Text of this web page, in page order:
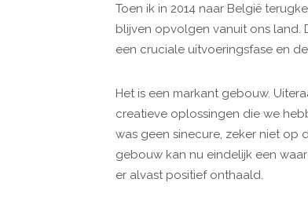
Toen ik in 2014 naar België
blijven opvolgen vanuit ons land.
een cruciale uitvoeringsfase en
Het is een markant gebouw.
creatieve oplossingen die we
was geen sinecure, zeker niet op
gebouw kan nu eindelijk een
er alvast positief onthaald.